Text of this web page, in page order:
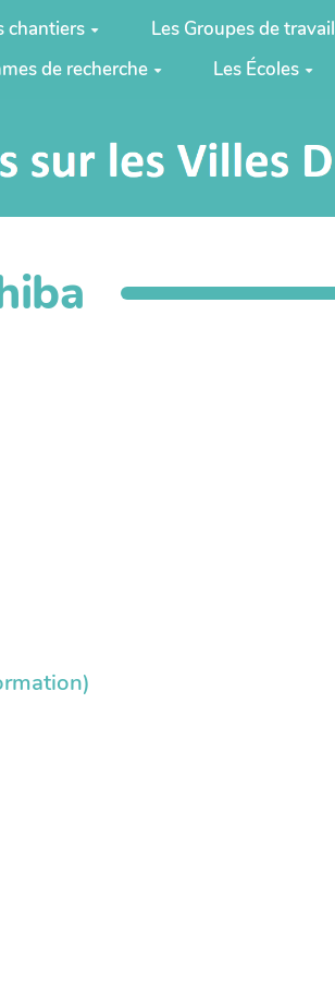
chantiers Les Groupes de travail
de recherche Les Écoles